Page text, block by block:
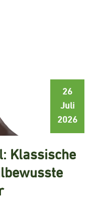
26
Juli
2026
Klassische